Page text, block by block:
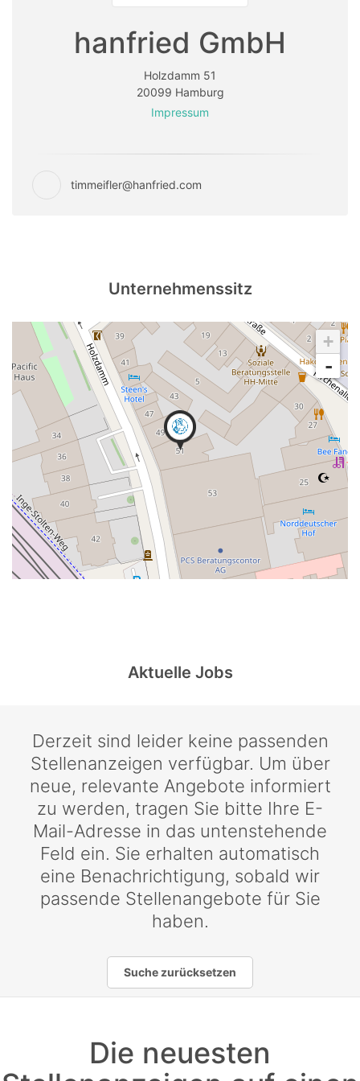
hanfried GmbH
Holzdamm 51
20099 Hamburg
Impressum
timmeifler@hanfried.com
Unternehmenssitz
+
-
Aktuelle Jobs
Derzeit sind leider keine passenden
Stellenanzeigen verfügbar. Um über
neue, relevante Angebote informiert
zu werden, tragen Sie bitte Ihre E-
Mail-Adresse in das untenstehende
Feld ein. Sie erhalten automatisch
eine Benachrichtigung, sobald wir
passende Stellenangebote für Sie
haben.
Suche zurücksetzen
Die neuesten